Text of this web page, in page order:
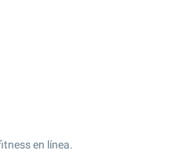
en línea.